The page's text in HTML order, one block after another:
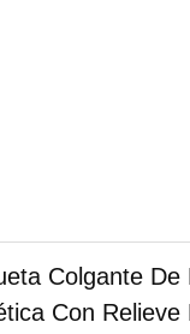
Colgante De
Con Relieve